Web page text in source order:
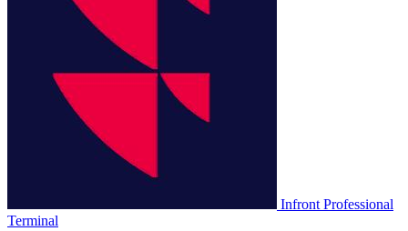
Infront Professional
Terminal